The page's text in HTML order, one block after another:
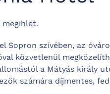
megihlet.
Sopron szívében, az
közvetlenül
a Mátyás király
számára díjmentes,